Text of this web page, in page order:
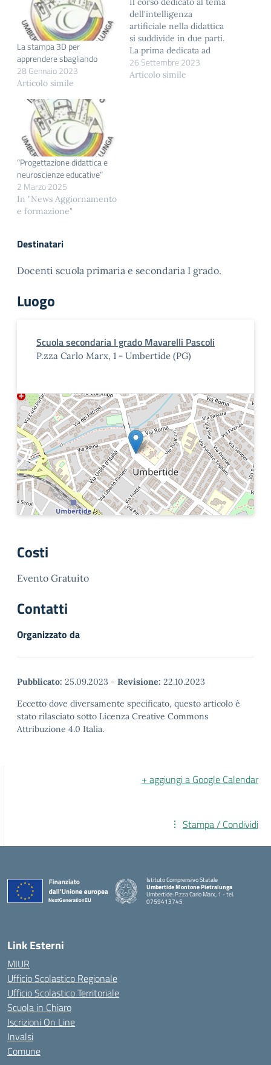
La stampa 3D per
apprendere sbagliando
28 Gennaio 2023
Articolo simile
dell'intelligenza
artificiale nella didattica
si suddivide in due parti.
La prima dedicata ad
analizzare le origini del
concetto di intelligenza
26 Settembre 2023
Articolo simile
“Progettazione didattica e
neuroscienze educative”
2 Marzo 2025
In "News Aggiornamento
e formazione"
Destinatari
Docenti scuola primaria e secondaria I grado.
Luogo
Scuola secondaria I grado Mavarelli Pascoli
P.zza Carlo Marx, 1 - Umbertide (PG)
Costi
Evento Gratuito
Contatti
Organizzato da
Pubblicato: 25.09.2023 - Revisione: 22.10.2023
Eccetto dove diversamente specificato, questo articolo è
stato rilasciato sotto Licenza Creative Commons
Attribuzione 4.0 Italia.
+ aggiungi a Google Calendar
Stampa / Condividi
Istituto Comprensivo Statale
Umbertide Montone Pietralunga
Umbertide: P.zza Carlo Marx, 1 - tel.
0759413745
Link Esterni
MIUR
Ufficio Scolastico Regionale
Ufficio Scolastico Territoriale
Scuola in Chiaro
Iscrizioni On Line
Invalsi
Comune